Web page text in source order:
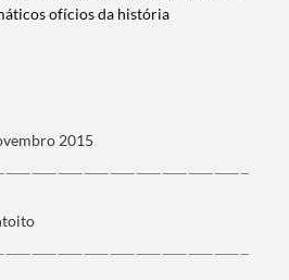
ofícios da história
2015